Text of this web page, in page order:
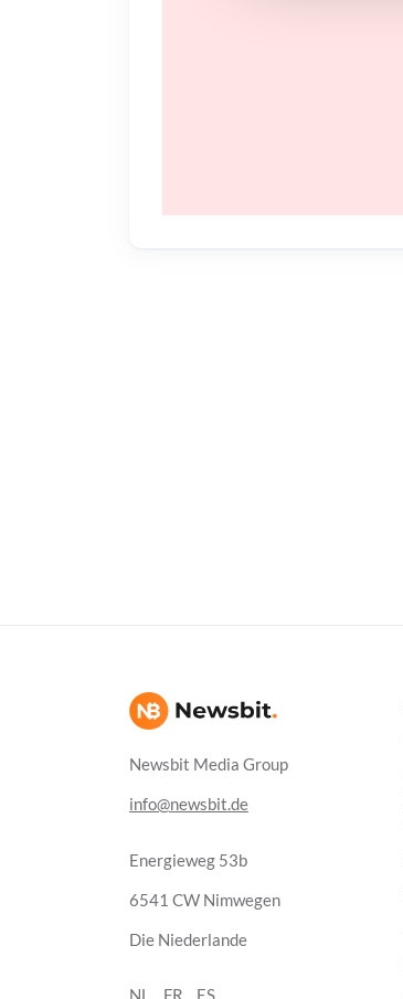
Newsbit Media Group
info@newsbit.de
Energieweg 53b
6541 CW Nimwegen
Die Niederlande
NL FR ES